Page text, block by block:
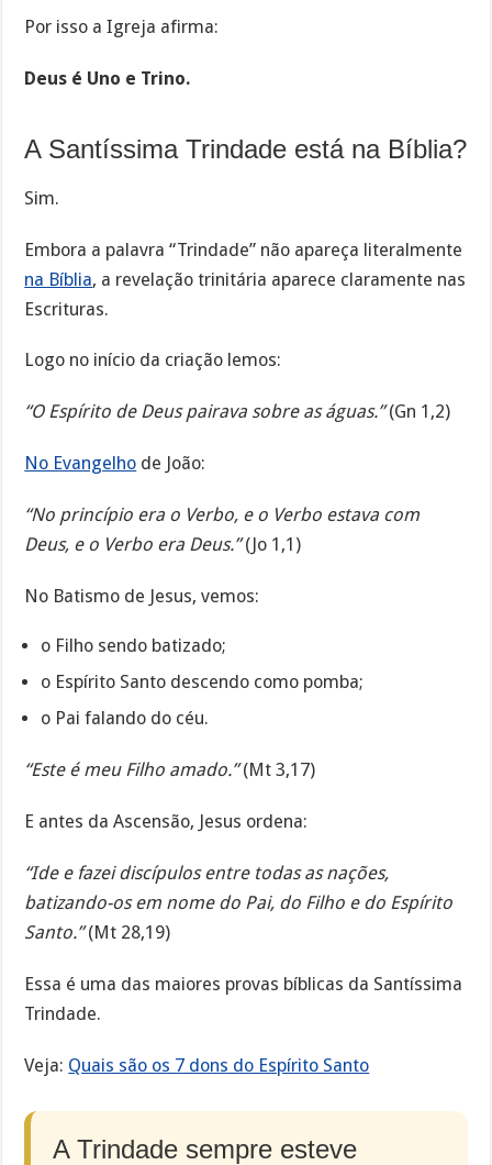
Por isso a Igreja afirma:
Deus é Uno e Trino.
A Santíssima Trindade está na Bíblia?
Sim.
Embora a palavra “Trindade” não apareça literalmente
na Bíblia, a revelação trinitária aparece claramente nas
Escrituras.
Logo no início da criação lemos:
“O Espírito de Deus pairava sobre as águas.”(Gn 1,2)
No Evangelho de João:
“No princípio era o Verbo, e o Verbo estava com
Deus, e o Verbo era Deus.”(Jo 1,1)
No Batismo de Jesus, vemos:
o Filho sendo batizado;
o Espírito Santo descendo como pomba;
o Pai falando do céu.
“Este é meu Filho amado.”(Mt 3,17)
E antes da Ascensão, Jesus ordena:
“Ide e fazei discípulos entre todas as nações,
batizando-os em nome do Pai, do Filho e do Espírito
Santo.”(Mt 28,19)
Essa é uma das maiores provas bíblicas da Santíssima
Trindade.
Veja: Quais são os 7 dons do Espírito Santo
A Trindade sempre esteve